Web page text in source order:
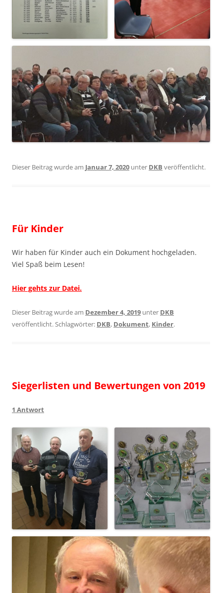
Dieser Beitrag wurde am Januar 7, 2020 unter DKB veröffentlicht.
Für Kinder
Wir haben für Kinder auch ein Dokument hochgeladen.
Viel Spaß beim Lesen!
Hier gehts zur Datei.
Dieser Beitrag wurde am Dezember 4, 2019 unter DKB
veröffentlicht. Schlagwörter: DKB, Dokument, Kinder.
Siegerlisten und Bewertungen von 2019
1 Antwort